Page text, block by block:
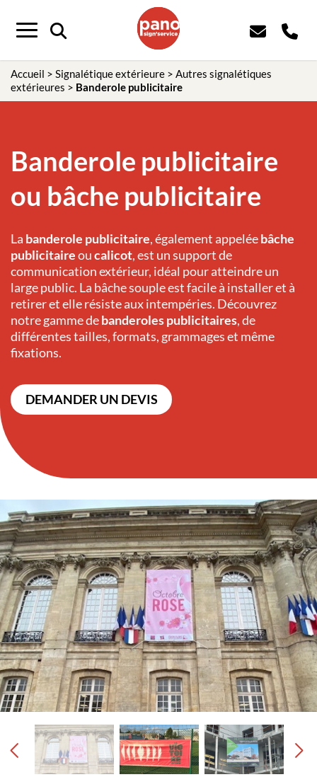
Menu
Accueil > Signalétique extérieure > Autres signalétiques
extérieures > Banderole publicitaire
Banderole publicitaire
ou bâche publicitaire
La banderole publicitaire, également appeléebâche
publicitaireoucalicot, est un support de
communication extérieur, idéal pour atteindre un
large public. La bâche souple est facile à installer et à
retirer et elle résiste aux intempéries. Découvrez
notre gamme debanderoles publicitaires, de
différentes tailles, formats, grammages et même
fixations.
DEMANDER UN DEVIS